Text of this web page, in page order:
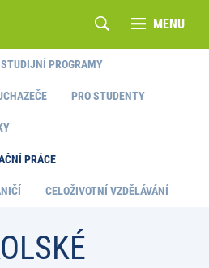
MENU
STUDIJNÍ PROGRAMY
PRO STUDENTY
PRÁCE
CELOŽIVOTNÍ VZDĚLÁVÁNÍ